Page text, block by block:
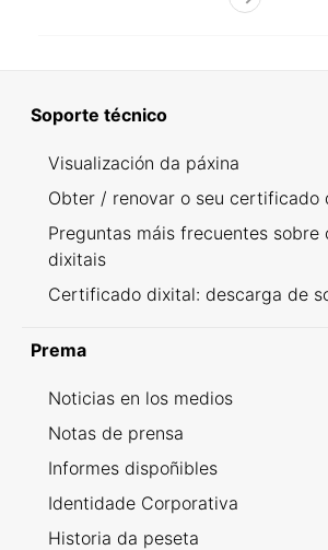
Soporte técnico
Visualización da páxina
Obter / renovar o seu certificado
Preguntas máis frecuentes
dixitais
Certificado dixital: descarga de
Prema
Noticias en los medios
Notas de prensa
Informes dispoñibles
Identidade Corporativa
Historia da peseta